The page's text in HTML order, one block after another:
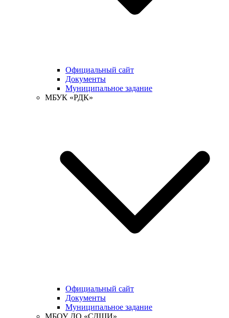
Официальный сайт
Документы
Муниципальное задание
МБУК «РДК»
Официальный сайт
Документы
Муниципальное задание